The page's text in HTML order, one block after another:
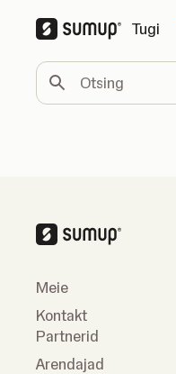
Tugi
Otsing
Meie
Kontakt
Partnerid
Arendajad